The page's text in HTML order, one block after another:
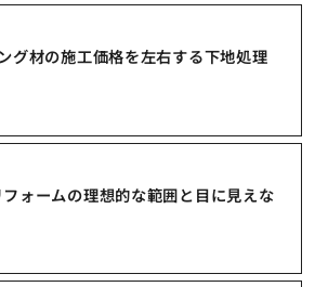
グ材の施工価格を左右する下地処理
ォームの理想的な範囲と目に見えな